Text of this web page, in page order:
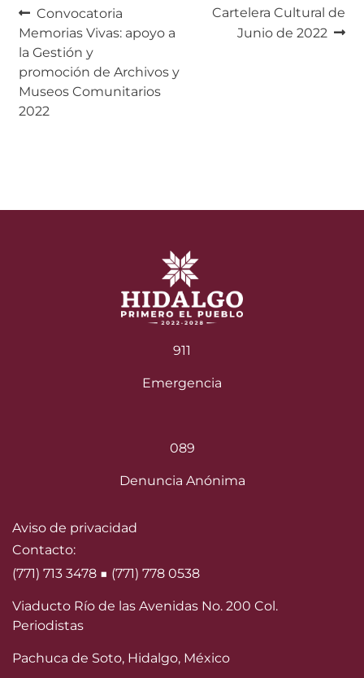
Navegación
de
entradas
Anterior:
Convocatoria
Memorias Vivas: apoyo a
la Gestión y
promoción de Archivos y
Museos Comunitarios
2022
Siguiente:
Cartelera Cultural de
Junio de 2022
911
Emergencia
089
Denuncia Anónima
Aviso de privacidad
Contacto:
(771) 713 3478 ■ (771) 778 0538
Viaducto Río de las Avenidas No. 200 Col.
Periodistas
Pachuca de Soto, Hidalgo, México